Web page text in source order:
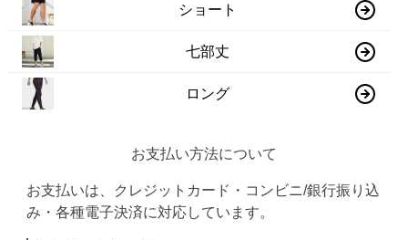
ショート
七部丈
ロング
お支払い方法について
お支払いは、クレジットカード・コンビニ/銀行振り込
み・各種電子決済に対応しています。